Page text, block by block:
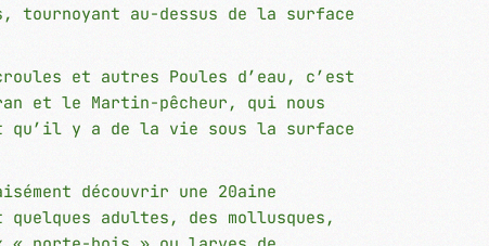
au-dessus de la surface
et autres Poules d’eau, c’est
et le Martin-pêcheur, qui nous
qu’il y a de la vie sous la surface
découvrir une 20aine
adultes, des mollusques,